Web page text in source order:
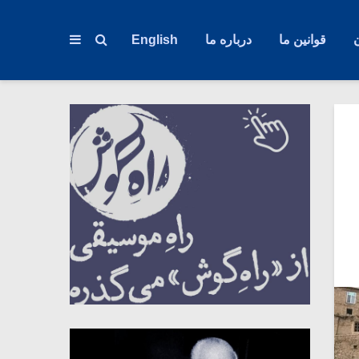
قوانین ما درباره ما English